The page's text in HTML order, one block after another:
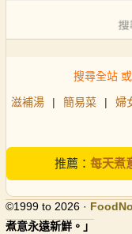
搜尋全站
滋補湯 | 簡易菜 | 婦
推薦： 每天煮
©1999 to 2026 ·
煮意永遠新鮮。」